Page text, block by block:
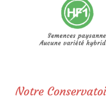
Notre